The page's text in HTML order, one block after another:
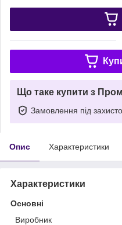
Що таке купити з
Замовлення під
Опис Характеристики
Характеристики
Основні
Виробник